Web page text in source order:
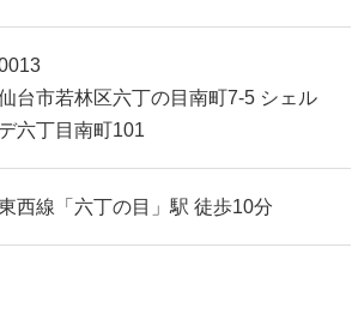
台市若林区六丁の目南町7-5 シェル
六丁目南町101
西線「六丁の目」駅 徒歩10分